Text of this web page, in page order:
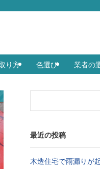
り方 色選び 業者の
最近の投稿
木造住宅で雨漏りが